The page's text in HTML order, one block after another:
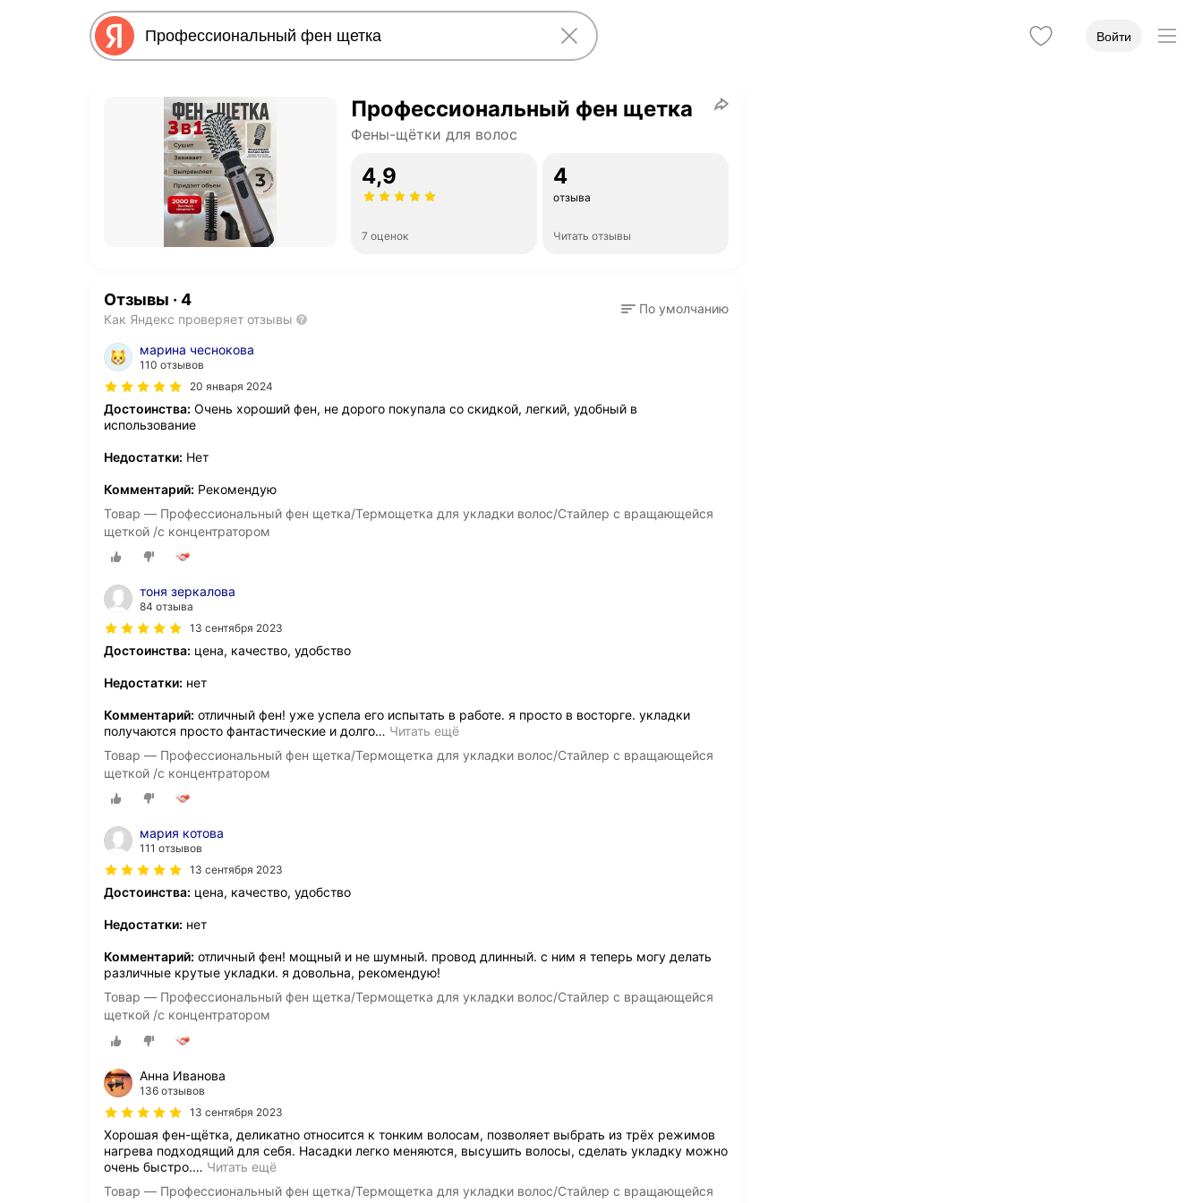
Войти
Профессиональный фен щетка
Фены-щётки для волос
4,9
7 оценок
4
отзыва
Читать отзывы
Отзывы · 4
Как Яндекс проверяет отзывы
По умолчанию
марина чеснокова
110 отзывов
20 января 2024
Достоинства: Очень хороший фен, не дорого покупала со скидкой, легкий, удобный в
использование
Недостатки: Нет
Комментарий: Рекомендую
Товар — Профессиональный фен щетка/Термощетка для укладки волос/Стайлер c вращающейся
щеткой /с концентратором
тоня зеркалова
84 отзыва
13 сентября 2023
Достоинства: цена, качество, удобство
Недостатки: нет
Комментарий: отличный фен! уже успела его испытать в работе. я просто в восторге. укладки
получаются просто фантастические и долго… Читать ещё
Товар — Профессиональный фен щетка/Термощетка для укладки волос/Стайлер c вращающейся
щеткой /с концентратором
мария котова
111 отзывов
13 сентября 2023
Достоинства: цена, качество, удобство
Недостатки: нет
Комментарий: отличный фен! мощный и не шумный. провод длинный. с ним я теперь могу делать
различные крутые укладки. я довольна, рекомендую!
Товар — Профессиональный фен щетка/Термощетка для укладки волос/Стайлер c вращающейся
щеткой /с концентратором
Анна Иванова
136 отзывов
13 сентября 2023
Хорошая фен-щётка, деликатно относится к тонким волосам, позволяет выбрать из трёх режимов
нагрева подходящий для себя. Насадки легко меняются, высушить волосы, сделать укладку можно
очень быстро.… Читать ещё
Товар — Профессиональный фен щетка/Термощетка для укладки волос/Стайлер c вращающейся